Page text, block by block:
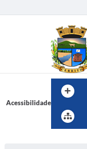
Acessibilidade